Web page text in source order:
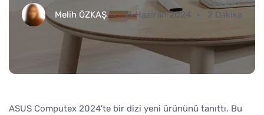
Melih ÖZKAŞ 13 Haziran 2024 2 Dakika
ASUS Computex 2024'te bir dizi yeni ürününü tanıttı. Bu